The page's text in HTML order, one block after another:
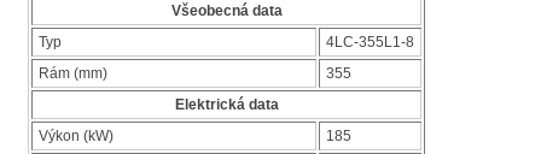
Všeobecná data
Typ
4LC-355L1-8
Rám (mm)
355
Elektrická data
Výkon (kW)
185